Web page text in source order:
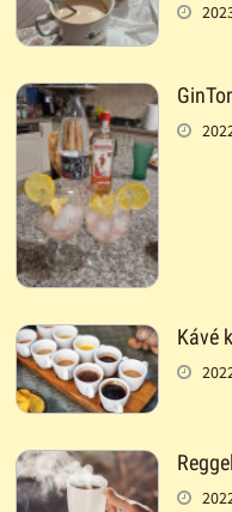
Kávé